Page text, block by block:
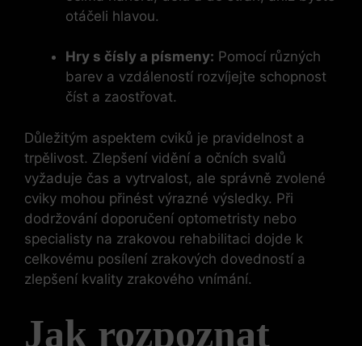
otáčeli hlavou.
Hry s čísly a písmeny: Pomocí různých
barev a vzdáleností rozvíjejte schopnost
číst a zaostřovat.
Důležitým aspektem cviků je pravidelnost a
trpělivost. Zlepšení vidění a očních svalů
vyžaduje čas a vytrvalost, ale správně zvolené
cviky mohou přinést výrazné výsledky. Při
dodržování doporučení optometristy nebo
specialisty na zrakovou rehabilitaci dojde k
celkovému posílení zrakových dovedností a
zlepšení kvality zrakového vnímání.
Jak rozpoznat